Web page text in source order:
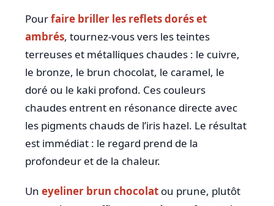
Pourfaire briller les reflets dorés et
ambrés, tournez-vous vers les teintes
terreuses et métalliques chaudes : le cuivre,
le bronze, le brun chocolat, le caramel, le
doré ou le kaki profond. Ces couleurs
chaudes entrent en résonance directe avec
les pigments chauds de l’iris hazel. Le résultat
est immédiat : le regard prend de la
profondeur et de la chaleur.
Un eyeliner brun chocolat ou prune, plutôt